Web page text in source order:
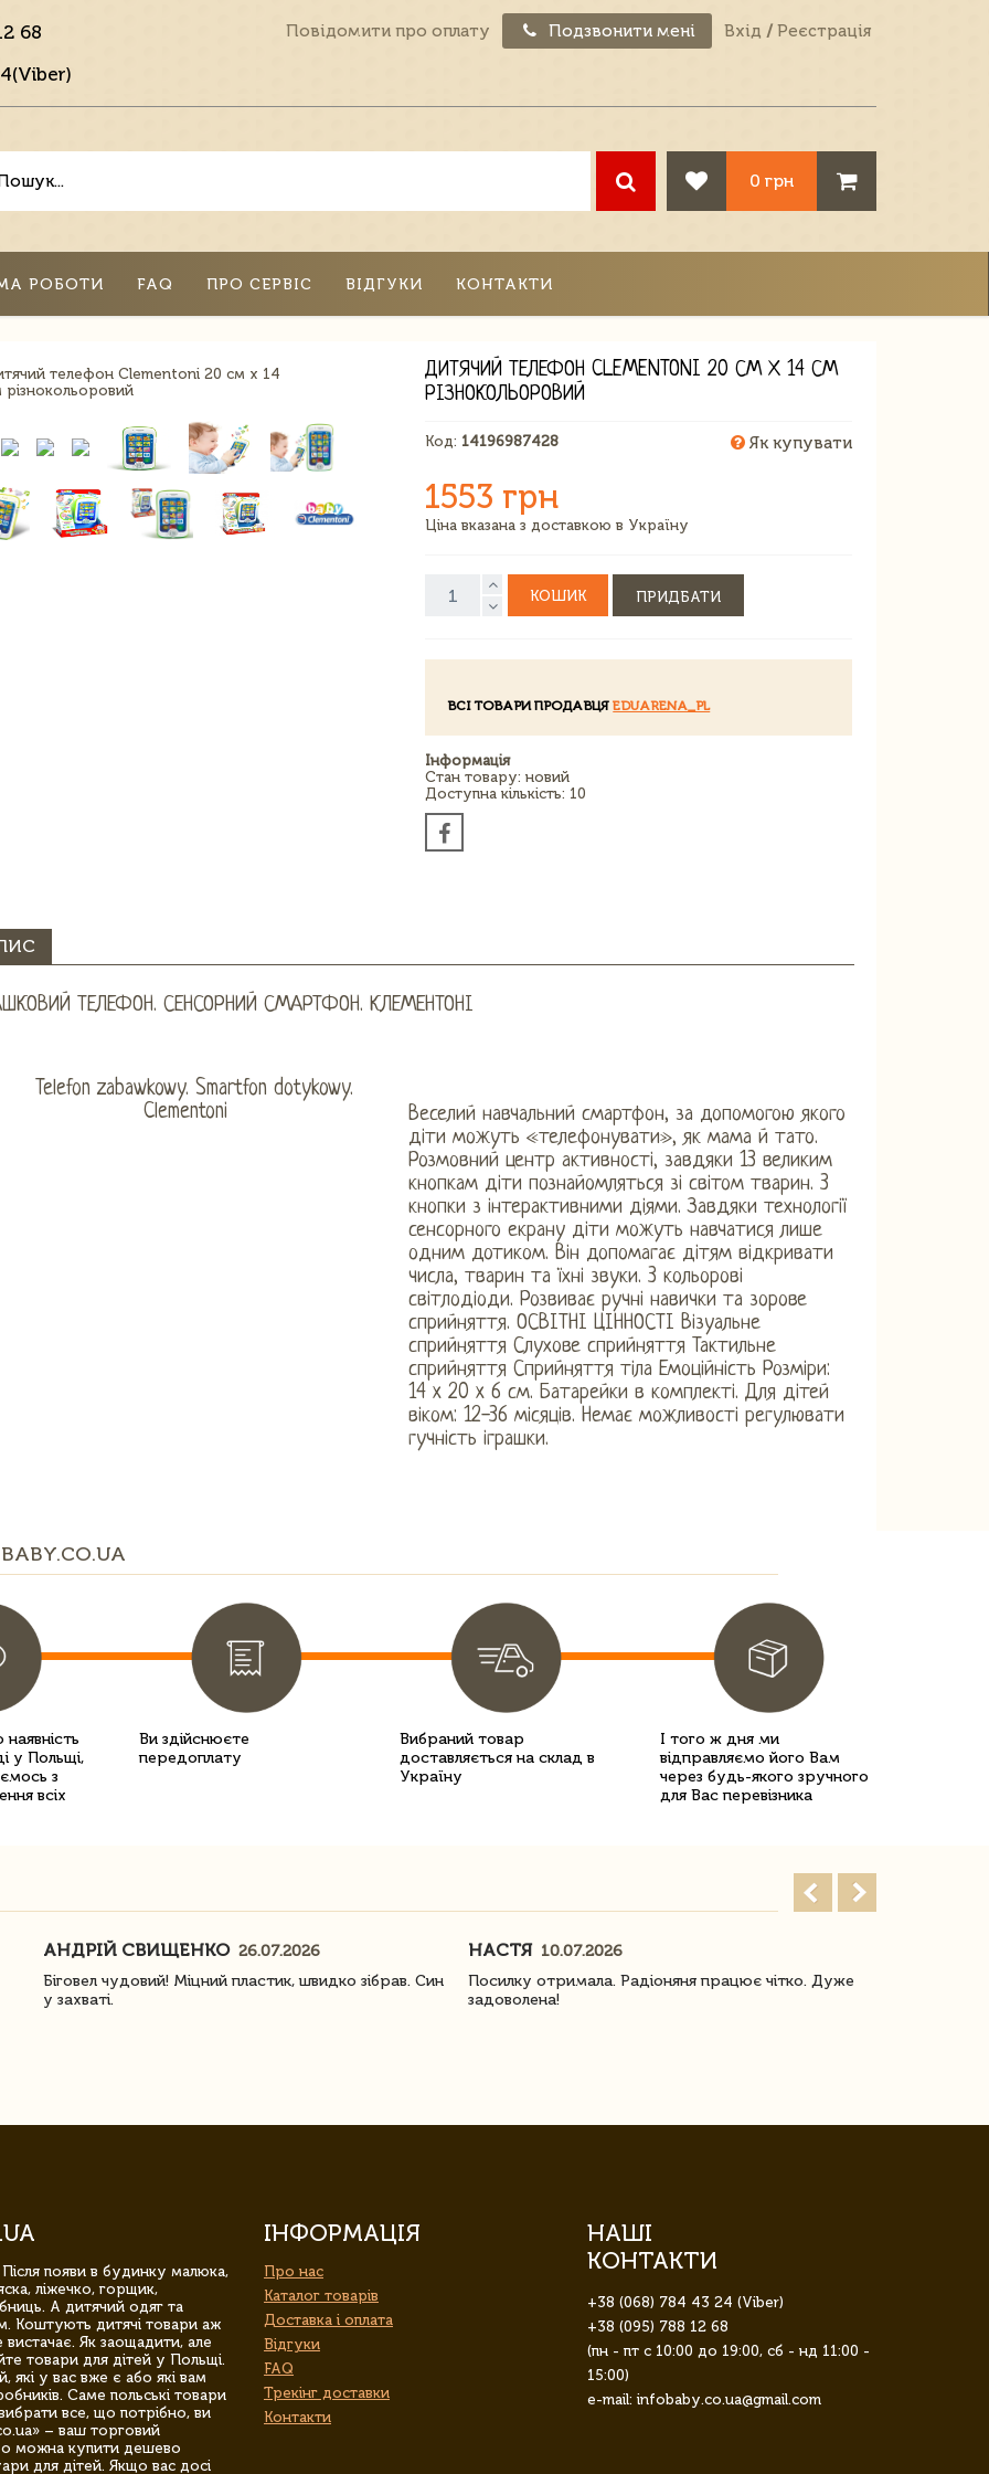
68
Повідомити про оплату Подзвонити мені Вхід / Реєстрація
0 грн
РОБОТИ FAQ ПРО СЕРВІС ВІДГУКИ КОНТАКТИ
ДИТЯЧИЙ ТЕЛЕФОН CLEMENTONI 20 СМ Х 14 СМ
РІЗНОКОЛЬОРОВИЙ
Код: 14196987428 Як купувати
1553 грн
Ціна вказана з доставкою в Україну
КОШИК ПРИДБАТИ
ВСІ ТОВАРИ ПРОДАВЦЯEDUARENA_PL
Інформація
Стан товару: новий
Доступна кількість: 10
ТЕЛЕФОН. СЕНСОРНИЙ СМАРТФОН. КЛЕМЕНТОНІ
Веселий навчальний смартфон, за допомогою якого
діти можуть «телефонувати», як мама й тато.
Розмовний центр активності, завдяки 13 великим
кнопкам діти познайомляться зі світом тварин. 3
кнопки з інтерактивними діями. Завдяки технології
сенсорного екрану діти можуть навчатися лише
одним дотиком. Він допомагає дітям відкривати
числа, тварин та їхні звуки. 3 кольорові
світлодіоди. Розвиває ручні навички та зорове
сприйняття. ОСВІТНІ ЦІННОСТІ Візуальне
сприйняття Слухове сприйняття Тактильне
сприйняття Сприйняття тіла Емоційність Розміри:
14 x 20 x 6 см. Батарейки в комплекті. Для дітей
віком: 12-36 місяців. Немає можливості регулювати
гучність іграшки.
у Польщі,
з
всіх
Ви здійснюєте
передоплату
Вибраний товар
доставляється на склад в
Україну
І того ж дня ми
відправляємо його Вам
через будь-якого зручного
для Вас перевізника
АНДРІЙ СВИЩЕНКО 26.07.2026
Біговел чудовий! Міцний пластик, швидко зібрав. Син
у захваті.
НАСТЯ 10.07.2026
Посилку отримала. Радіоняня працює чітко. Дуже
задоволена!
появи в будинку малюка,
ліжечко, горщик,
А дитячий одяг та
Коштують дитячі товари аж
Як заощадити, але
товари для дітей у Польщі.
у вас вже є або які вам
Саме польські товари
все, що потрібно, ви
– ваш торговий
можна купити дешево
для дітей. Якщо вас досі
ІНФОРМАЦІЯ
Про нас
Каталог товарів
Доставка і оплата
Відгуки
FAQ
Трекінг доставки
Контакти
НАШІ
КОНТАКТИ
+38 (068) 784 43 24 (Viber)
+38 (095) 788 12 68
(пн - пт с 10:00 до 19:00, сб - нд 11:00 -
15:00)
e-mail: infobaby.co.ua@gmail.com